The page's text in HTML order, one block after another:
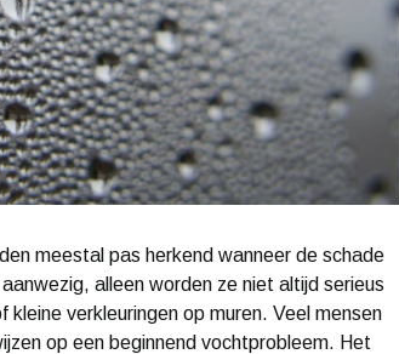
meestal pas herkend wanneer de schade
alleen worden ze niet altijd serieus
verkleuringen op muren. Veel mensen
op een beginnend vochtprobleem. Het